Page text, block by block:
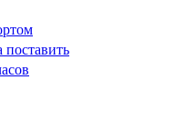
поставить